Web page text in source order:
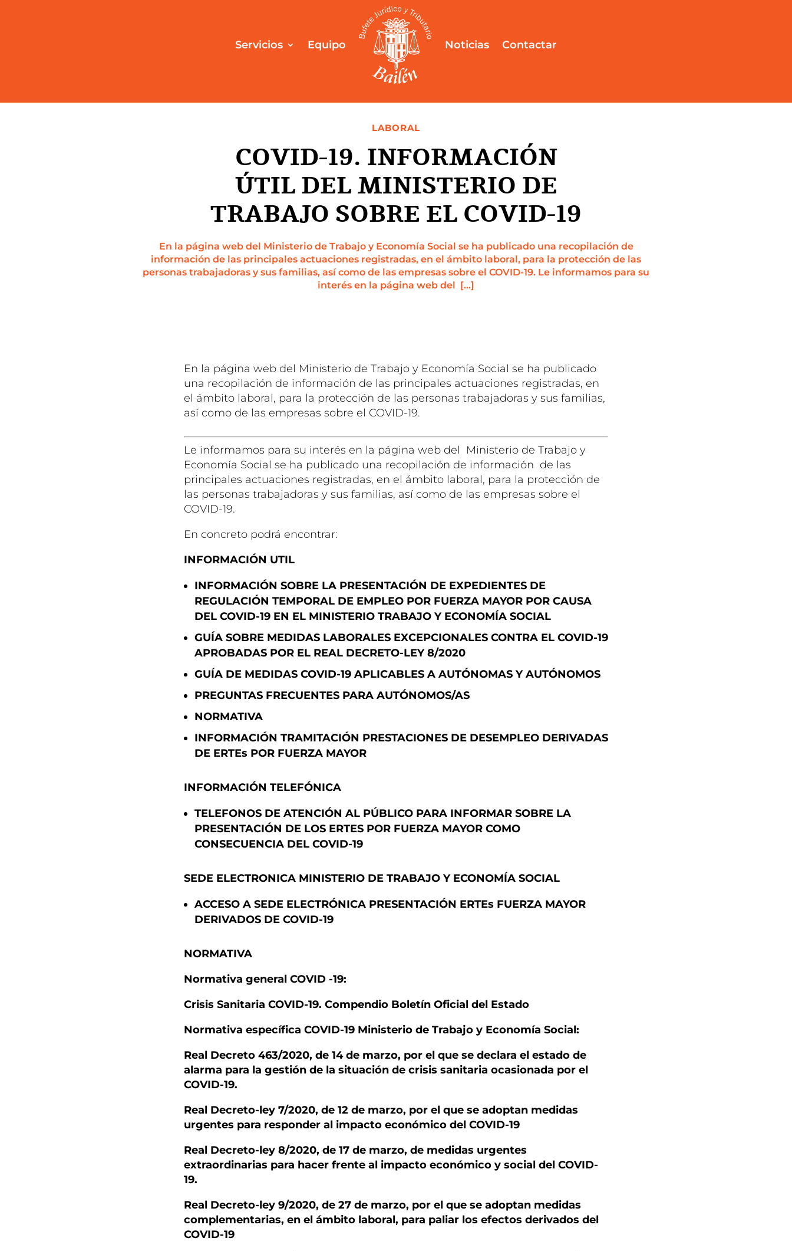
Servicios Equipo Noticias Contactar
LABORAL
COVID-19. INFORMACIÓN
ÚTIL DEL MINISTERIO DE
TRABAJO SOBRE EL COVID-19
En la página web del Ministerio de Trabajo y Economía Social se ha publicado una recopilación de
información de las principales actuaciones registradas, en el ámbito laboral, para la protección de las
personas trabajadoras y sus familias, así como de las empresas sobre el COVID-19. Le informamos para su
interés en la página web del […]
En la página web del Ministerio de Trabajo y Economía Social se ha publicado
una recopilación de información de las principales actuaciones registradas, en
el ámbito laboral, para la protección de las personas trabajadoras y sus familias,
así como de las empresas sobre el COVID-19.
Le informamos para su interés en la página web del Ministerio de Trabajo y
Economía Social se ha publicado una recopilación de información de las
principales actuaciones registradas, en el ámbito laboral, para la protección de
las personas trabajadoras y sus familias, así como de las empresas sobre el
COVID-19.
En concreto podrá encontrar:
INFORMACIÓN UTIL
INFORMACIÓN SOBRE LA PRESENTACIÓN DE EXPEDIENTES DE
REGULACIÓN TEMPORAL DE EMPLEO POR FUERZA MAYOR POR CAUSA
DEL COVID-19 EN EL MINISTERIO TRABAJO Y ECONOMÍA SOCIAL
GUÍA SOBRE MEDIDAS LABORALES EXCEPCIONALES CONTRA EL COVID-19
APROBADAS POR EL REAL DECRETO-LEY 8/2020
GUÍA DE MEDIDAS COVID-19 APLICABLES A AUTÓNOMAS Y AUTÓNOMOS
PREGUNTAS FRECUENTES PARA AUTÓNOMOS/AS
NORMATIVA
INFORMACIÓN TRAMITACIÓN PRESTACIONES DE DESEMPLEO DERIVADAS
DE ERTEs POR FUERZA MAYOR
INFORMACIÓN TELEFÓNICA
TELEFONOS DE ATENCIÓN AL PÚBLICO PARA INFORMAR SOBRE LA
PRESENTACIÓN DE LOS ERTES POR FUERZA MAYOR COMO
CONSECUENCIA DEL COVID-19
SEDE ELECTRONICA MINISTERIO DE TRABAJO Y ECONOMÍA SOCIAL
ACCESO A SEDE ELECTRÓNICA PRESENTACIÓN ERTEs FUERZA MAYOR
DERIVADOS DE COVID-19
NORMATIVA
Normativa general COVID -19:
Crisis Sanitaria COVID-19. Compendio Boletín Oficial del Estado
Normativa específica COVID-19 Ministerio de Trabajo y Economía Social:
Real Decreto 463/2020, de 14 de marzo, por el que se declara el estado de
alarma para la gestión de la situación de crisis sanitaria ocasionada por el
COVID-19.
Real Decreto-ley 7/2020, de 12 de marzo, por el que se adoptan medidas
urgentes para responder al impacto económico del COVID-19
Real Decreto-ley 8/2020, de 17 de marzo, de medidas urgentes
extraordinarias para hacer frente al impacto económico y social del COVID-
19.
Real Decreto-ley 9/2020, de 27 de marzo, por el que se adoptan medidas
complementarias, en el ámbito laboral, para paliar los efectos derivados del
COVID-19